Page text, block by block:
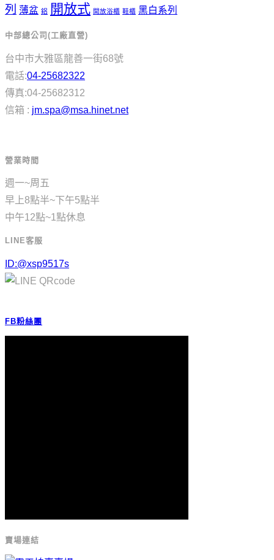
列 薄盆 鋁 開放式 開放浴櫃 鞋櫃 黑白系列
中部總公司(工廠直營)
台中市大雅區龍善一街68號
電話:04-25682322
傳真:04-25682312
信箱 : jm.spa@msa.hinet.net
營業時間
週一~周五
早上8點半~下午5點半
中午12點~1點休息
LINE客服
ID:@xsp9517s
FB粉絲團
賣場連結